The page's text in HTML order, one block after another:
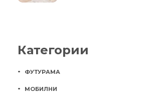
Категории
ФУТУРАМА
МОБИЛНИ